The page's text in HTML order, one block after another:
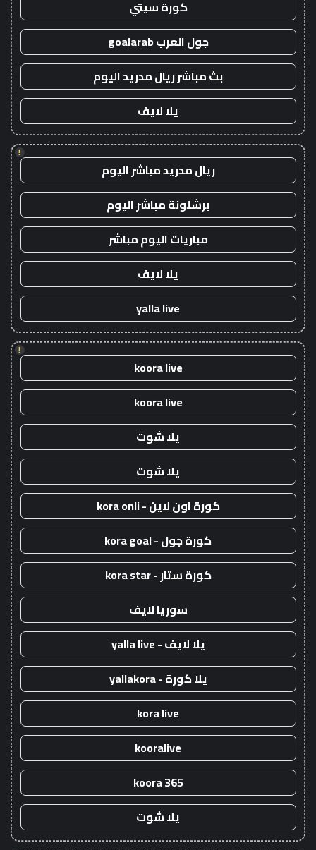
كورة سيتي
جول العرب goalarab
بث مباشر ريال مدريد اليوم
يلا لايف
!
ريال مدريد مباشر اليوم
برشلونة مباشر اليوم
مباريات اليوم مباشر
يلا لايف
yalla live
!
koora live
koora live
يلا شوت
يلا شوت
كورة اون لاين - kora onli
كورة جول - kora goal
كورة ستار - kora star
سوريا لايف
يلا لايف - yalla live
يلا كورة - yallakora
kora live
kooralive
koora 365
يلا شوت